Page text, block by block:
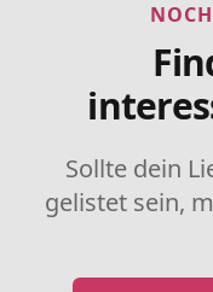
Sollte dein
gelistet sein,